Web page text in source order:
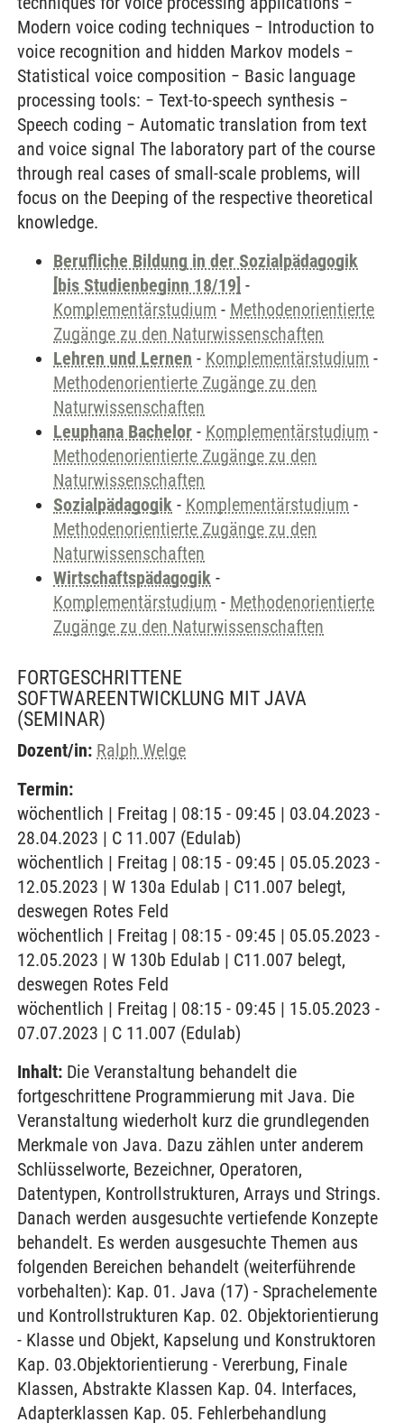
Modern voice coding techniques − Introduction to
voice recognition and hidden Markov models −
Statistical voice composition − Basic language
processing tools: − Text-to-speech synthesis −
Speech coding − Automatic translation from text
and voice signal The laboratory part of the course
through real cases of small-scale problems, will
focus on the Deeping of the respective theoretical
knowledge.
Berufliche Bildung in der Sozialpädagogik
[bis Studienbeginn 18/19] -
Komplementärstudium - Methodenorientierte
Zugänge zu den Naturwissenschaften
Lehren und Lernen - Komplementärstudium -
Methodenorientierte Zugänge zu den
Naturwissenschaften
Leuphana Bachelor - Komplementärstudium -
Methodenorientierte Zugänge zu den
Naturwissenschaften
Sozialpädagogik - Komplementärstudium -
Methodenorientierte Zugänge zu den
Naturwissenschaften
Wirtschaftspädagogik -
Komplementärstudium - Methodenorientierte
Zugänge zu den Naturwissenschaften
FORTGESCHRITTENE
SOFTWAREENTWICKLUNG MIT JAVA
(SEMINAR)
Dozent/in: Ralph Welge
Termin:
wöchentlich | Freitag | 08:15 - 09:45 | 03.04.2023 -
28.04.2023 | C 11.007 (Edulab)
wöchentlich | Freitag | 08:15 - 09:45 | 05.05.2023 -
12.05.2023 | W 130a Edulab | C11.007 belegt,
deswegen Rotes Feld
wöchentlich | Freitag | 08:15 - 09:45 | 05.05.2023 -
12.05.2023 | W 130b Edulab | C11.007 belegt,
deswegen Rotes Feld
wöchentlich | Freitag | 08:15 - 09:45 | 15.05.2023 -
07.07.2023 | C 11.007 (Edulab)
Inhalt: Die Veranstaltung behandelt die
fortgeschrittene Programmierung mit Java. Die
Veranstaltung wiederholt kurz die grundlegenden
Merkmale von Java. Dazu zählen unter anderem
Schlüsselworte, Bezeichner, Operatoren,
Datentypen, Kontrollstrukturen, Arrays und Strings.
Danach werden ausgesuchte vertiefende Konzepte
behandelt. Es werden ausgesuchte Themen aus
folgenden Bereichen behandelt (weiterführende
vorbehalten): Kap. 01. Java (17) - Sprachelemente
und Kontrollstrukturen Kap. 02. Objektorientierung
- Klasse und Objekt, Kapselung und Konstruktoren
Kap. 03.Objektorientierung - Vererbung, Finale
Klassen, Abstrakte Klassen Kap. 04. Interfaces,
Adapterklassen Kap. 05. Fehlerbehandlung